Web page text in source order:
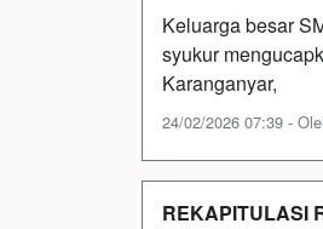
Keluarga besar
syukur
Karanganyar,
24/02/2026 07:39 -
REKAPITULASI